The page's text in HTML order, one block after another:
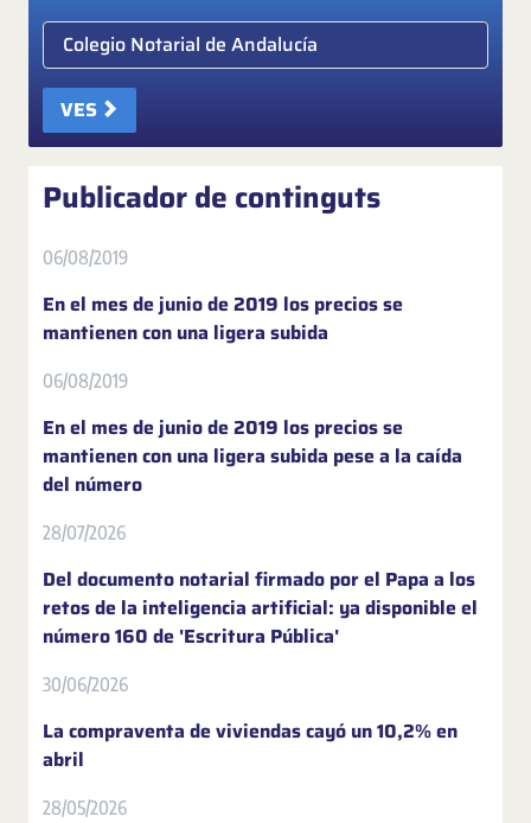
Elige colegio notarial
VES
Publicador de continguts
06/08/2019
En el mes de junio de 2019 los precios se
mantienen con una ligera subida
06/08/2019
En el mes de junio de 2019 los precios se
mantienen con una ligera subida pese a la caída
del número
28/07/2026
Del documento notarial firmado por el Papa a los
retos de la inteligencia artificial: ya disponible el
número 160 de 'Escritura Pública'
30/06/2026
La compraventa de viviendas cayó un 10,2% en
abril
28/05/2026